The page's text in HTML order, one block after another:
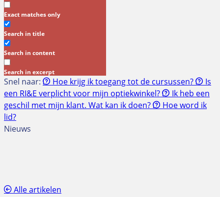
Exact matches only
Search in title
Search in content
Search in excerpt
Snel naar: Hoe krijg ik toegang tot de cursussen?
Is
een RI&E verplicht voor mijn optiekwinkel?
Ik heb een
geschil met mijn klant. Wat kan ik doen?
Hoe word ik
lid?
Nieuws
Alle artikelen